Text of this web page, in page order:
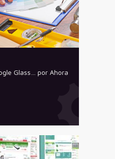
Glass… por Ahora